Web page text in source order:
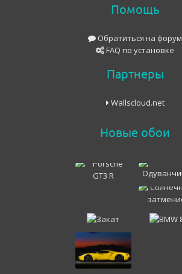
Помощь
Обратиться на форум
FAQ по установке
Партнеры
Wallscloud.net
Новые обои